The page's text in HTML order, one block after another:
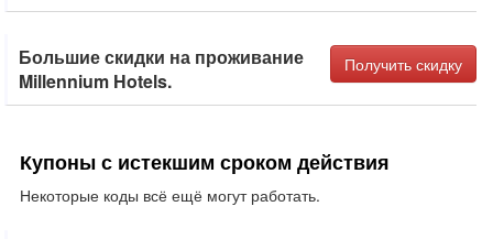
Большие скидки на проживание
Millennium Hotels.
Получить скидку
Купоны с истекшим сроком действия
Некоторые коды всё ещё могут работать.